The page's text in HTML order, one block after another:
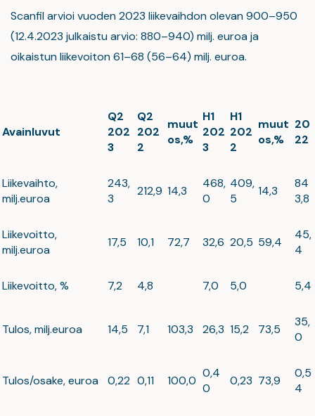
Scanfil arvioi vuoden 2023 liikevaihdon olevan 900–950
(12.4.2023 julkaistu arvio: 880–940) milj. euroa ja
oikaistun liikevoiton 61–68 (56–64) milj. euroa.
Avainluvut
Q2
202
3
Q2
202
2
muut
os,%
H1
202
3
H1
202
2
muut
os,%
20
22
Liikevaihto,
milj.euroa
243,
3
212,9 14,3
468,
0
409,
5
14,3
84
3,8
Liikevoitto,
milj.euroa
17,5 10,1 72,7 32,6 20,5 59,4
45,
4
Liikevoitto, % 7,2 4,8 7,0 5,0 5,4
Tulos, milj.euroa 14,5 7,1 103,3 26,3 15,2 73,5
35,
0
Tulos/osake, euroa 0,22 0,11 100,0
0,4
0
0,23 73,9
0,5
4